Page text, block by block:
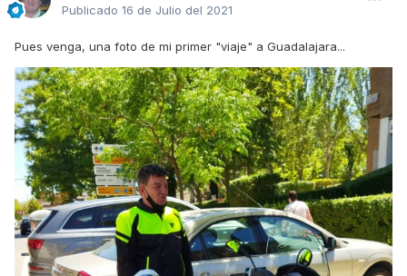
Publicado 16 de Julio del 2021
Pues venga, una foto de mi primer "viaje" a Guadalajara...